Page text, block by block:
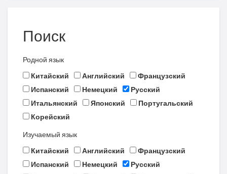
Поиск
Родной язык
Китайский
Английский
Французский
Испанский
Немецкий
Русский
Итальянский
Японский
Португальский
Корейский
Изучаемый язык
Китайский
Английский
Французский
Испанский
Немецкий
Русский